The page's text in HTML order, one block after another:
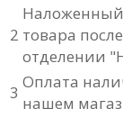
2
Наложенный
товара
отделении
3
Оплата
нашем